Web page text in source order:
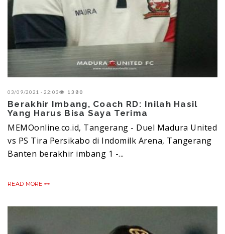
03/09/2021 - 22:03 1380
Berakhir Imbang, Coach RD: Inilah Hasil
Yang Harus Bisa Saya Terima
MEMOonline.co.id, Tangerang - Duel Madura United
vs PS Tira Persikabo di Indomilk Arena, Tangerang
Banten berakhir imbang 1 -...
READ MORE